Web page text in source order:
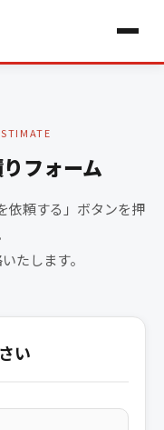
フォーム
依頼する」ボタンを押
たします。
い